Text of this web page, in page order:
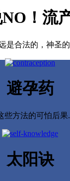
！流
是合法的，神圣
避孕药
些方法的可怕后果
太阳诀